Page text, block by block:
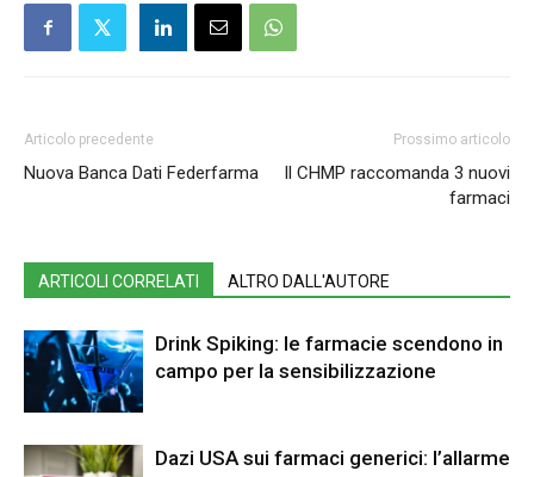
Articolo precedente
Nuova Banca Dati Federfarma
Prossimo articolo
Il CHMP raccomanda 3 nuovi
farmaci
ARTICOLI CORRELATI ALTRO DALL'AUTORE
Drink Spiking: le farmacie scendono in
campo per la sensibilizzazione
Dazi USA sui farmaci generici: l’allarme